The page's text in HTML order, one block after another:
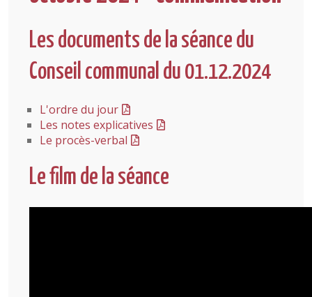
Les documents de la séance du
Conseil communal du 01.12.2024
L'ordre du jour
Les notes explicatives
Le procès-verbal
Le film de la séance